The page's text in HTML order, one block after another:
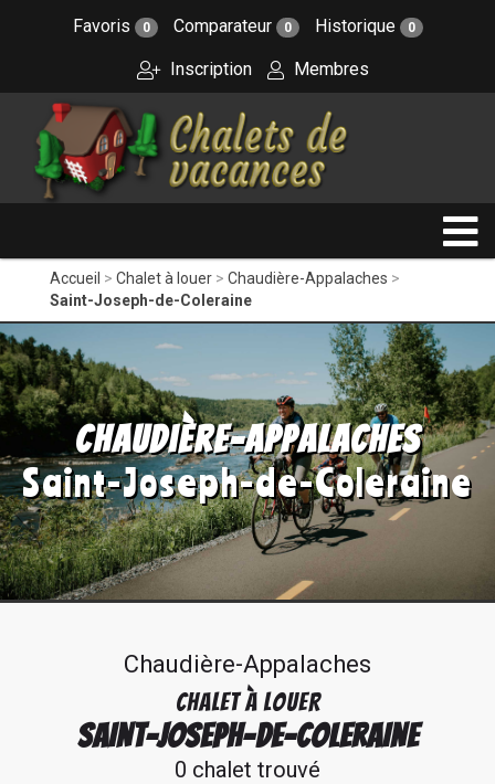
Favoris 0 Comparateur 0 Historique 0
Inscription Membres
Accueil Chalet à louer
Chaudière-Appalaches
Saint-Joseph-de-Coleraine
Chaudière-Appalaches
Saint-Joseph-de-Coleraine
Chaudière-Appalaches
CHALET À LOUER
SAINT-JOSEPH-DE-COLERAINE
0 chalet trouvé